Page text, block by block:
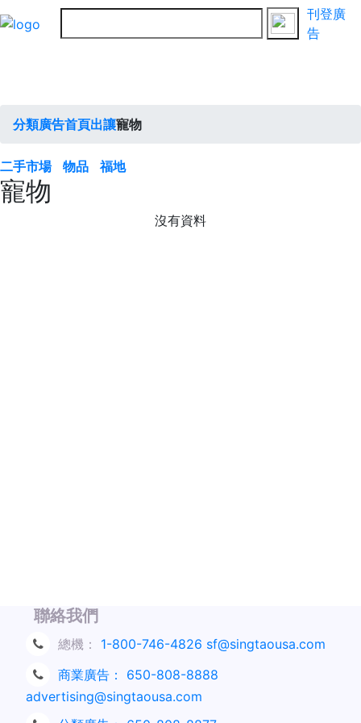
刊登廣
告
分類廣告首頁出讓寵物
二手市場 物品 福地
寵物
沒有資料
聯絡我們
總機： 1-800-746-4826 sf@singtaousa.com
商業廣告：
650-808-8888
advertising@singtaousa.com